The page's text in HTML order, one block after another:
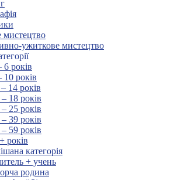
мистецтво
ужиткове мистецтво
6 років
10 років
14 років
18 років
25 років
39 років
59 років
років
категорія
+ учень
родина